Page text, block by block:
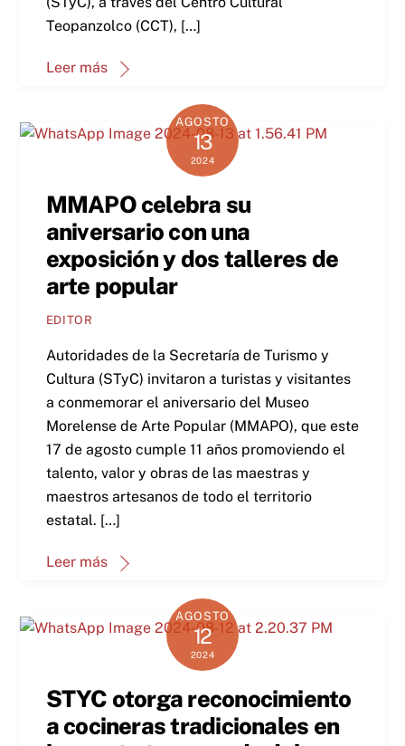
Teopanzolco (CCT), […]
Leer más
AGOSTO
13
2024
MMAPO celebra su
aniversario con una
exposición y dos talleres de
arte popular
EDITOR
Autoridades de la Secretaría de Turismo y
Cultura (STyC) invitaron a turistas y visitantes
a conmemorar el aniversario del Museo
Morelense de Arte Popular (MMAPO), que este
17 de agosto cumple 11 años promoviendo el
talento, valor y obras de las maestras y
maestros artesanos de todo el territorio
estatal. […]
Leer más
AGOSTO
12
2024
STYC otorga reconocimiento
a cocineras tradicionales en